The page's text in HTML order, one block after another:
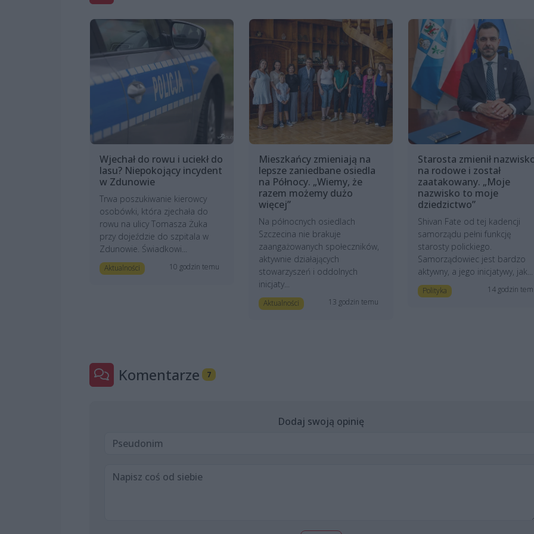
Wjechał do rowu i uciekł do
lasu? Niepokojący incydent
w Zdunowie
Trwa poszukiwanie kierowcy
osobówki, która zjechała do
rowu na ulicy Tomasza Żuka
przy dojeździe do szpitala w
Zdunowie. Świadkowi...
Aktualności 10 godzin temu
Mieszkańcy zmieniają na
lepsze zaniedbane osiedla
na Północy. „Wiemy, że
razem możemy dużo
więcej”
Na północnych osiedlach
Szczecina nie brakuje
zaangażowanych społeczników,
aktywnie działających
stowarzyszeń i oddolnych
inicjaty...
Aktualności 13 godzin temu
Starosta zmienił
na rodowe i został
zaatakowany. „Moje
nazwisko to moje
dziedzictwo”
Shivan Fate od tej kadencji
samorządu pełni funkcję
starosty polickiego.
Samorządowiec jest bardzo
aktywny, a jego inicjatywy, jak...
Polityka 14 godzin
Komentarze 7
Dodaj swoją opinię